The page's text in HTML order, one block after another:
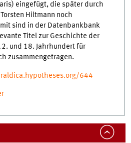
eingefügt, die später durch
Hiltmann noch
sind in der Datenbankbank
Titel zur Geschichte der
und 18. Jahrhundert für
zusammengetragen.
644